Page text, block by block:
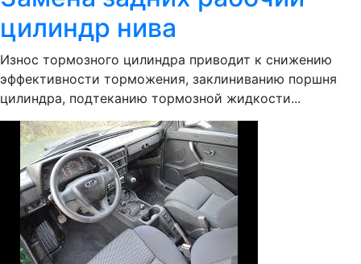
цилиндр нива
Износ тормозного цилиндра приводит к снижению
эффективности торможения, заклиниванию поршня
цилиндра, подтеканию тормозной жидкости...